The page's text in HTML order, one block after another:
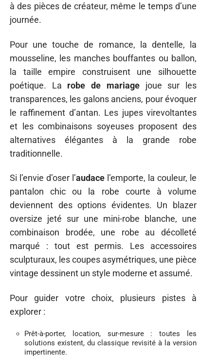
à des pièces de créateur, même le temps d’une
journée.
Pour une touche de romance, la dentelle, la
mousseline, les manches bouffantes ou ballon,
la taille empire construisent une silhouette
poétique. La robe de mariagejoue sur les
transparences, les galons anciens, pour évoquer
le raffinement d’antan. Les jupes virevoltantes
et les combinaisons soyeuses proposent des
alternatives élégantes à la grande robe
traditionnelle.
Si l’envie d’oser l’audace l’emporte, la couleur, le
pantalon chic ou la robe courte à volume
deviennent des options évidentes. Un blazer
oversize jeté sur une mini-robe blanche, une
combinaison brodée, une robe au décolleté
marqué : tout est permis. Les accessoires
sculpturaux, les coupes asymétriques, une pièce
vintage dessinent un style moderne et assumé.
Pour guider votre choix, plusieurs pistes à
explorer :
Prêt-à-porter, location, sur-mesure : toutes les
solutions existent, du classique revisité à la version
impertinente.